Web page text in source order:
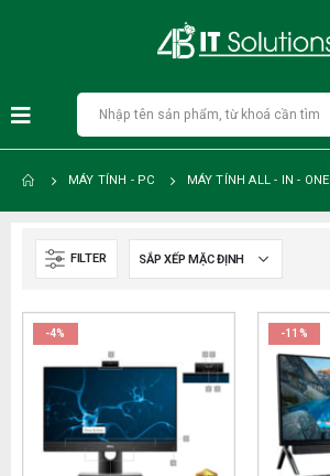
MÁY TÍNH - PC MÁY TÍNH ALL - IN - ONE
FILTER
-4% -11%